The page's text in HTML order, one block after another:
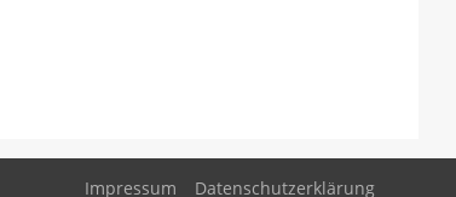
Impressum Datenschutzerklärung